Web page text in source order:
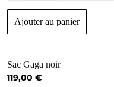
Ajouter au panier
Sac Gaga noir
119,00 €